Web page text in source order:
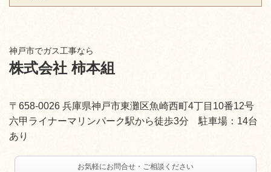
神戸市でガス工事なら
株式会社 柿本組
〒658-0026 兵庫県神戸市東灘区魚崎西町4丁目10番12号
六甲ライナーマリンパーク駅から徒歩3分 駐車場：14台
あり
お気軽にお問合せ・ご相談ください